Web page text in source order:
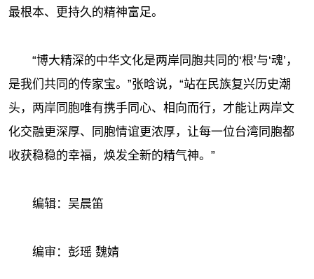
最根本、更持久的精神富足。
“博大精深的中华文化是两岸同胞共同的‘根’与‘魂’ ，
是我们共同的传家宝。”张晗说，“站在民族复兴历史潮
头，两岸同胞唯有携手同心、相向而行，才能让两岸文
化交融更深厚、同胞情谊更浓厚，让每一位台湾同胞都
收获稳稳的幸福，焕发全新的精气神。 ”
编辑：吴晨笛
编审：彭瑶 魏婧